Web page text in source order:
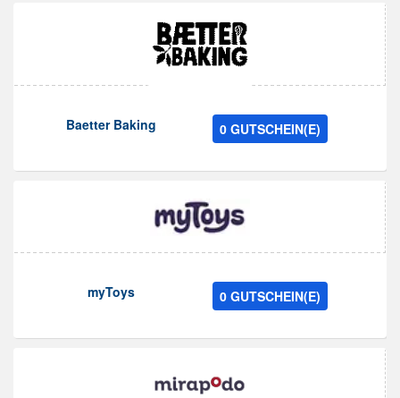
Baetter Baking 0 GUTSCHEIN(E)
myToys 0 GUTSCHEIN(E)